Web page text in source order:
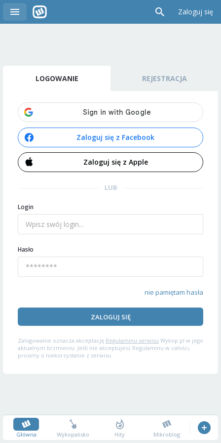
Zaloguj się
LOGOWANIE REJESTRACJA
Zaloguj się z Facebook
Zaloguj się z Apple
LUB
Login
Hasło
nie pamiętam hasła
ZALOGUJ SIĘ
Zalogowanie oznacza akceptację Regulaminu serwisu Wykop.pl w jego
aktualnym brzmieniu. Jeśli nie akceptujesz Regulaminu w całości,
prosimy o niekorzystanie z serwisu.
Główna Wykopalisko Hity Mikroblog